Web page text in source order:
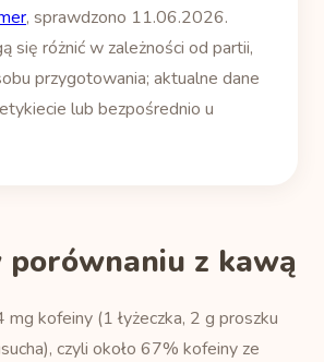
, sprawdzono 11.06.2026.
się różnić w zależności od partii,
przygotowania; aktualne dane
lub bezpośrednio u
porównaniu z kawą
kofeiny (1 łyżeczka, 2 g proszku
czyli około 67% kofeiny ze